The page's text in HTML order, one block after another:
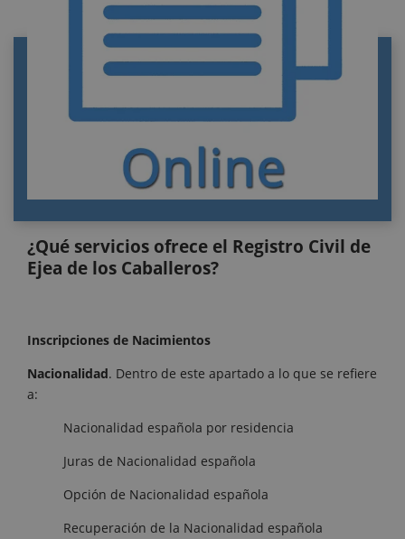
REGISTRO CIVIL DE EJEA DE LOS CABALLEROS
Información de contacto del Registro Civil de
Portal privado de información y tramitación
de documentos oficiales
¿Qué servicios ofrece el Registro Civil de
Ejea de los Caballeros?
Inscripciones de Nacimientos
Nacionalidad. Dentro de este apartado a lo que se refiere
a:
Nacionalidad española por residencia
Juras de Nacionalidad española
Opción de Nacionalidad española
Recuperación de la Nacionalidad española